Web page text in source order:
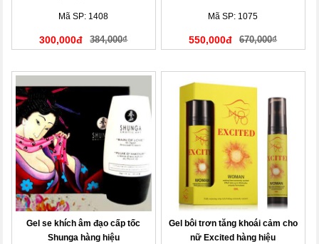
Mã SP: 1408
300,000đ 384,000₫
Mã SP: 1075
550,000đ 670,000₫
Gel se khích âm đạo cấp tốc
Shunga hàng hiệu
Gel bôi trơn tăng khoái cảm cho
nữ Excited hàng hiệu